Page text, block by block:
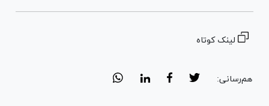
لینک کوتاه
هم‌رسانی: